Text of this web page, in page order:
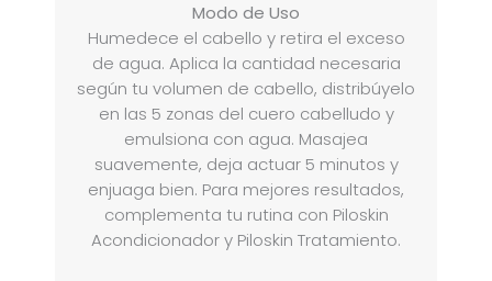
Modo de Uso
Humedece el cabello y retira el exceso
de agua. Aplica la cantidad necesaria
según tu volumen de cabello, distribúyelo
en las 5 zonas del cuero cabelludo y
emulsiona con agua. Masajea
suavemente, deja actuar 5 minutos y
enjuaga bien. Para mejores resultados,
complementa tu rutina con Piloskin
Acondicionador y Piloskin Tratamiento.